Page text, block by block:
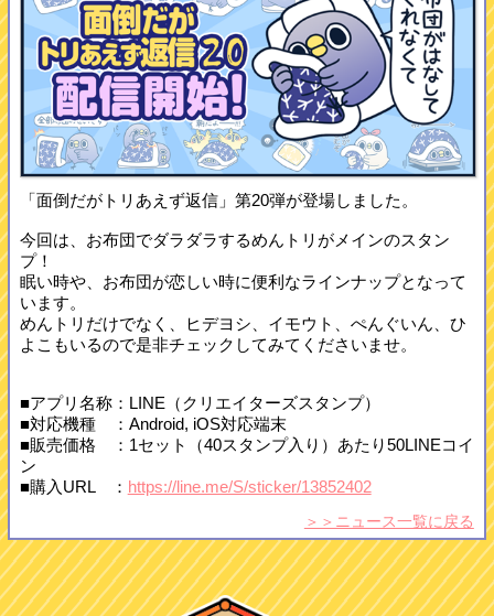
「面倒だがトリあえず返信」第20弾が登場しました。
今回は、お布団でダラダラするめんトリがメインのスタン
プ！
眠い時や、お布団が恋しい時に便利なラインナップとなって
います。
めんトリだけでなく、ヒデヨシ、イモウト、ぺんぐいん、ひ
よこもいるので是非チェックしてみてくださいませ。
■アプリ名称：LINE（クリエイターズスタンプ）
■対応機種 ：Android, iOS対応端末
■販売価格 ：1セット（40スタンプ入り）あたり50LINEコイ
ン
■購入URL ： https://line.me/S/sticker/13852402
＞＞ニュース一覧に戻る